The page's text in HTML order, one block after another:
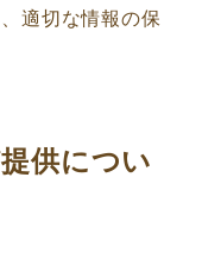
適切な情報の保
供につい